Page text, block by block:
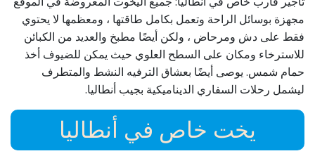
مجهزة بوسائل الراحة وتعمل بكامل طاقتها ، ومعظمها لا يحتوي
فقط على دش ومرحاض ، ولكن أيضًا مطبخ والعديد من الكبائن
للاسترخاء ومكان على السطح العلوي حيث يمكن للضيوف أخذ
حمام شمس. يوصى أيضًا بعشاق الترفيه النشط والمتطرف
ليشمل رحلات السفاري الديناميكية بجيب أنطاليا.
يخت خاص في أنطاليا